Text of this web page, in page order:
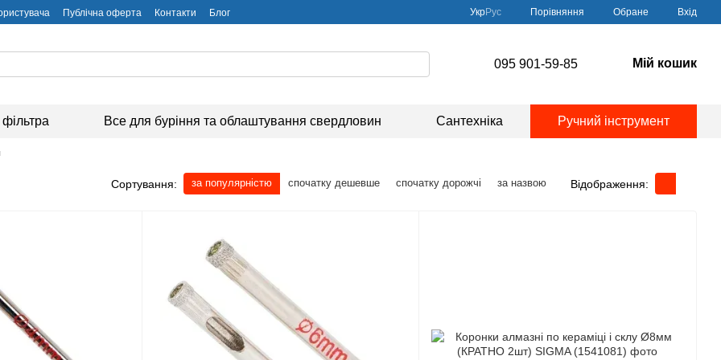
Публічна оферта Контакти Блог УкрРус Порівняння Обране Вхід
095 901-59-85 Мій кошик
Все для буріння та облаштування свердловин Сантехніка Ручний інструмент
Сортування: за популярністю спочатку дешевше спочатку дорожчі за назвою Відображення: